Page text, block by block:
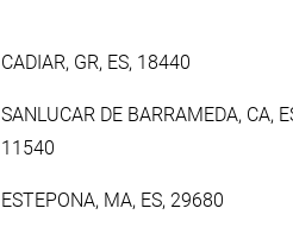
CADIAR, GR, ES, 18440
SANLUCAR DE BARRAMEDA, CA,
11540
ESTEPONA, MA, ES, 29680